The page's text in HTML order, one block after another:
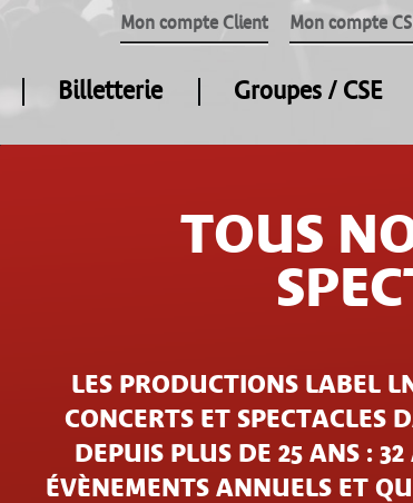
Mon compte Client Mon compte
Billetterie Groupes / CSE
TOUS
LES PRODUCTIONS LABEL
CONCERTS ET SPECTACLES
DEPUIS PLUS DE 25 ANS :
ÉVÈNEMENTS ANNUELS ET